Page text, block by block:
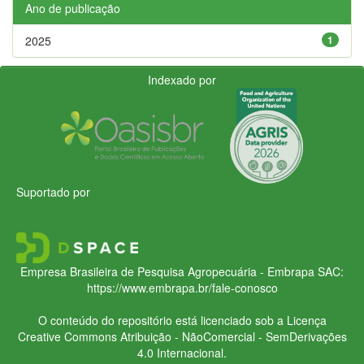
Ano de publicação
1
2025
Indexado por
Suportado por
Empresa Brasileira de Pesquisa Agropecuária - Embrapa SAC:
https://www.embrapa.br/fale-conosco
O conteúdo do repositório está licenciado sob a Licença
Creative CommonsAtribuição - NãoComercial - SemDerivações
4.0 Internacional.